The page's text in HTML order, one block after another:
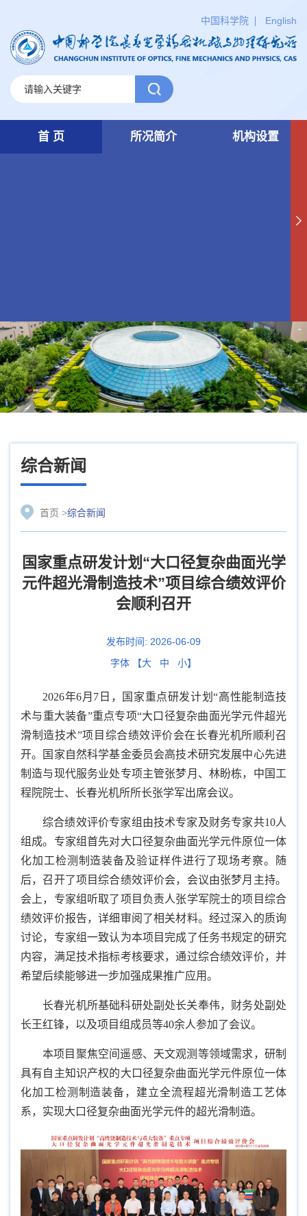
中国科学院 English
首 页 所况简介 机构设置
综合新闻
首页 >综合新闻
国家重点研发计划“大口径复杂曲面光学
元件超光滑制造技术”项目综合绩效评价
会顺利召开
发布时间: 2026-06-09
字体 【大 中 小】
2026年6月7日，国家重点研发计划“高性能制造技
术与重大装备”重点专项“大口径复杂曲面光学元件超光
滑制造技术”项目综合绩效评价会在长春光机所顺利召
开。国家自然科学基金委员会高技术研究发展中心先进
制造与现代服务业处专项主管张梦月、林盼栋，中国工
程院院士、长春光机所所长张学军出席会议。
综合绩效评价专家组由技术专家及财务专家共10人
组成。专家组首先对大口径复杂曲面光学元件原位一体
化加工检测制造装备及验证样件进行了现场考察。随
后，召开了项目综合绩效评价会，会议由张梦月主持。
会上，专家组听取了项目负责人张学军院士的项目综合
绩效评价报告，详细审阅了相关材料。经过深入的质询
讨论，专家组一致认为本项目完成了任务书规定的研究
内容，满足技术指标考核要求，通过综合绩效评价，并
希望后续能够进一步加强成果推广应用。
长春光机所基础科研处副处长关奉伟，财务处副处
长王红锋，以及项目组成员等40余人参加了会议。
本项目聚焦空间遥感、天文观测等领域需求，研制
具有自主知识产权的大口径复杂曲面光学元件原位一体
化加工检测制造装备，建立全流程超光滑制造工艺体
系，实现大口径复杂曲面光学元件的超光滑制造。